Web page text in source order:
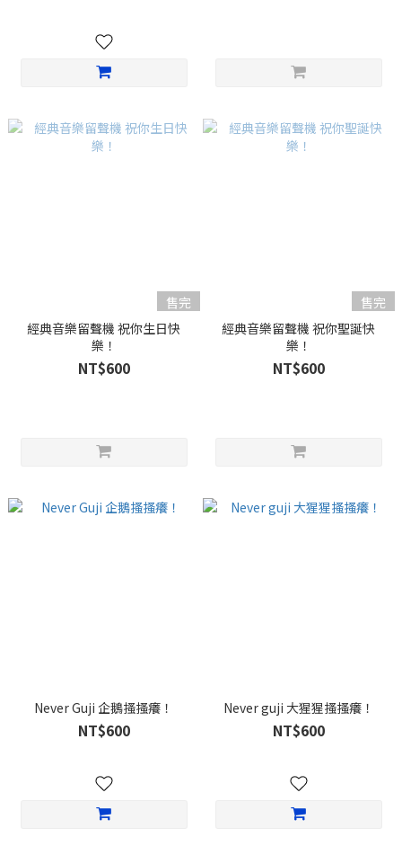
售完
經典音樂留聲機 祝你生日快
樂！
NT$600
售完
經典音樂留聲機 祝你聖誕快
樂！
NT$600
Never Guji 企鵝搔搔癢！
NT$600
Never guji 大猩猩搔搔癢！
NT$600